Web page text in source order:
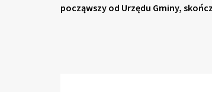
począwszy od Urzędu Gminy,